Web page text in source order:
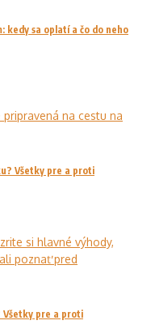
kedy sa oplatí a čo do neho
Všetky pre a proti
Všetky pre a proti